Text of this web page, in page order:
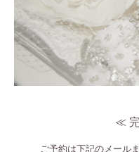
≪
ご予約は下記のメール